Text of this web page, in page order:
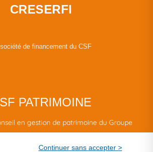
CRESERFI
société de financement du CSF
PATRIMOINE
en gestion de patrimoine du Groupe
Continuer sans accepter >